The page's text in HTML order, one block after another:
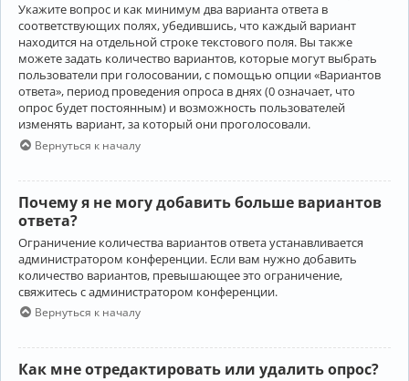
Укажите вопрос и как минимум два варианта ответа в
соответствующих полях, убедившись, что каждый вариант
находится на отдельной строке текстового поля. Вы также
можете задать количество вариантов, которые могут выбрать
пользователи при голосовании, с помощью опции «Вариантов
ответа», период проведения опроса в днях (0 означает, что
опрос будет постоянным) и возможность пользователей
изменять вариант, за который они проголосовали.
Вернуться к началу
Почему я не могу добавить больше вариантов
ответа?
Ограничение количества вариантов ответа устанавливается
администратором конференции. Если вам нужно добавить
количество вариантов, превышающее это ограничение,
свяжитесь с администратором конференции.
Вернуться к началу
Как мне отредактировать или удалить опрос?